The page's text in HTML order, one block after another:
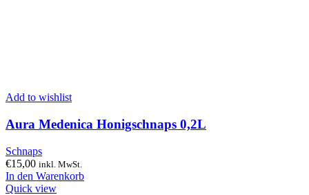
Add to wishlist
Aura Medenica Honigschnaps 0,2L
Schnaps
€15,00 inkl. MwSt.
In den Warenkorb
Quick view